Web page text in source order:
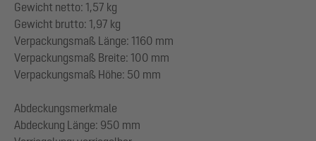
Gewicht netto: 1,57 kg
Gewicht brutto: 1,97 kg
Verpackungsmaß Länge: 1160 mm
Verpackungsmaß Breite: 100 mm
Verpackungsmaß Höhe: 50 mm
Abdeckungsmerkmale
Abdeckung Länge: 950 mm